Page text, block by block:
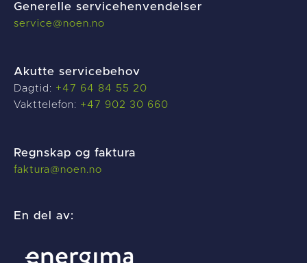
Generelle servicehenvendelser
service@noen.no
Akutte servicebehov
Dagtid: +47 64 84 55 20
Vakttelefon: +47 902 30 660
Regnskap og faktura
faktura@noen.no
En del av: